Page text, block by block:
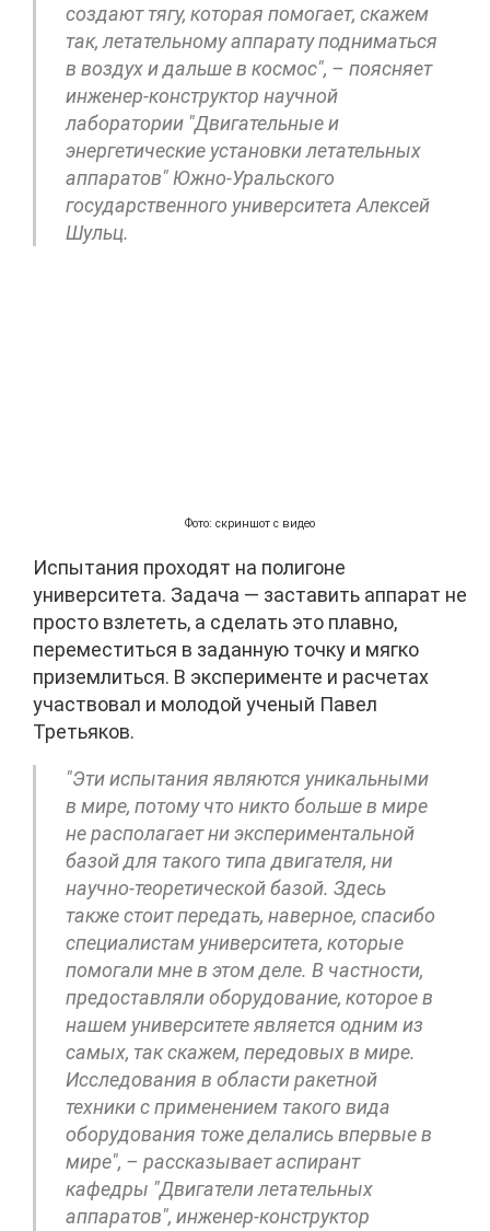
создают тягу, которая помогает, скажем
так, летательному аппарату подниматься
в воздух и дальше в космос", – поясняет
инженер-конструктор научной
лаборатории "Двигательные и
энергетические установки летательных
аппаратов" Южно-Уральского
государственного университета Алексей
Шульц.
Фото: скриншот с видео
Испытания проходят на полигоне
университета. Задача — заставить аппарат не
просто взлететь, а сделать это плавно,
переместиться в заданную точку и мягко
приземлиться. В эксперименте и расчетах
участвовал и молодой ученый Павел
Третьяков.
"Эти испытания являются уникальными
в мире, потому что никто больше в мире
не располагает ни экспериментальной
базой для такого типа двигателя, ни
научно-теоретической базой. Здесь
также стоит передать, наверное, спасибо
специалистам университета, которые
помогали мне в этом деле. В частности,
предоставляли оборудование, которое в
нашем университете является одним из
самых, так скажем, передовых в мире.
Исследования в области ракетной
техники с применением такого вида
оборудования тоже делались впервые в
мире", – рассказывает аспирант
кафедры "Двигатели летательных
аппаратов", инженер-конструктор